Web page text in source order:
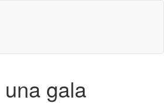
gala